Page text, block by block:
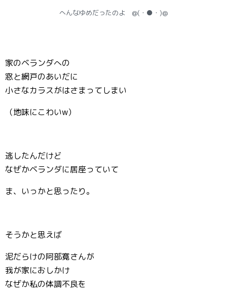
へんなゆめだったのよ @(・●・)@
家のベランダへの
窓と網戸のあいだに
小さなカラスがはさまってしまい
（地味にこわいw）
逃したんだけど
なぜかベランダに居座っていて
ま、いっかと思ったり。
そうかと思えば
泥だらけの阿部寛さんが
我が家におしかけ
なぜか私の体調不良を